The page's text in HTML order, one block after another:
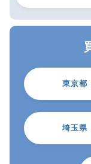
東京都
埼玉県